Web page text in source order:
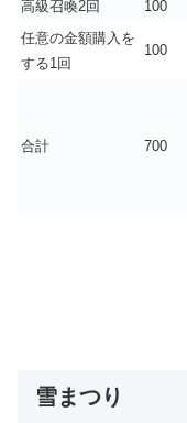
高級召喚2回 100
任意の金額購入を
する1回
100
合計 700
雪まつり